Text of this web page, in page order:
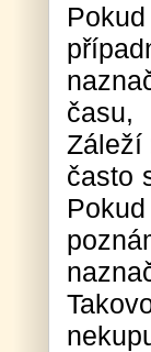
Záleží
často